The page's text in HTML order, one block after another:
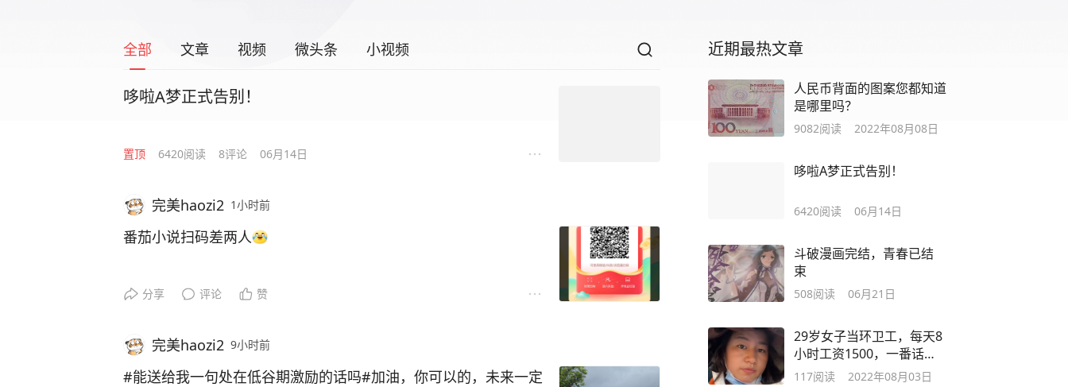
全部 文章 视频 微头条 小视频
哆啦A梦正式告别！
置顶 6420阅读 8评论 06月14日
完美haozi2 1小时前
番茄小说扫码差两人
分享 评论 赞
完美haozi2 9小时前
#能送给我一句处在低谷期激励的话吗#加油，你可以的，未来一定
近期最热文章
人民币背面的图案您都知道
是哪里吗？
9082阅读 2022年08月08日
哆啦A梦正式告别！
6420阅读 06月14日
斗破漫画完结，青春已结
束
508阅读 06月21日
29岁女子当环卫工，每天8
小时工资1500，一番话网
友称赞人间清醒
117阅读 2022年08月03日